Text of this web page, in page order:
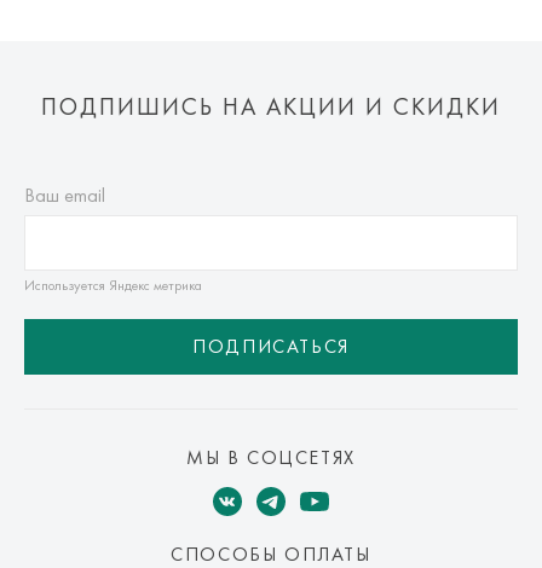
ПОДПИШИСЬ НА АКЦИИ И СКИДКИ
Ваш email
Используется Яндекс метрика
ПОДПИСАТЬСЯ
МЫ В СОЦСЕТЯХ
СПОСОБЫ ОПЛАТЫ